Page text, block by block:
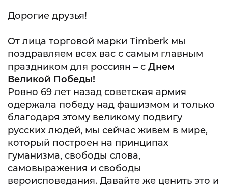
Дорогие друзья!
От лица торговой марки Timberk мы
поздравляем всех вас с самым главным
праздником для россиян – с Днем
Великой Победы!
Ровно 69 лет назад советская армия
одержала победу над фашизмом и только
благодаря этому великому подвигу
русских людей, мы сейчас живем в мире,
который построен на принципах
гуманизма, свободы слова,
самовыражения и свободы
вероисповедания. Давайте же ценить это и